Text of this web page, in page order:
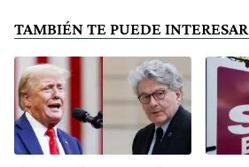
TAMBIÉN TE PUEDE INTERESAR